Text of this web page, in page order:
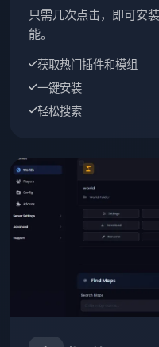
只需几次点击，即可安
能。
获取热门插件和模组
一键安装
轻松搜索